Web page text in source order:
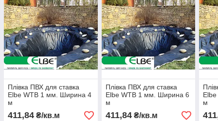
Плівка ПВХ для ставка
Elbe WTB 1 мм. Ширина 4
м
411,84 ₴/кв.м
Плівка ПВХ для ставка
Elbe WTB 1 мм. Ширина 6
м
411,84₴/кв.м
м